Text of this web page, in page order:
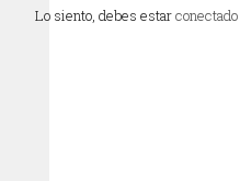
tiempos del COVID:
Lo siento, debes estarconectado